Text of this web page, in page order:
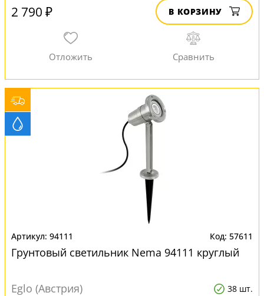
2 790 ₽ В КОРЗИНУ
94111 57611
Грунтовый светильник Nema 94111 круглый
Eglo (Австрия) 38 шт.